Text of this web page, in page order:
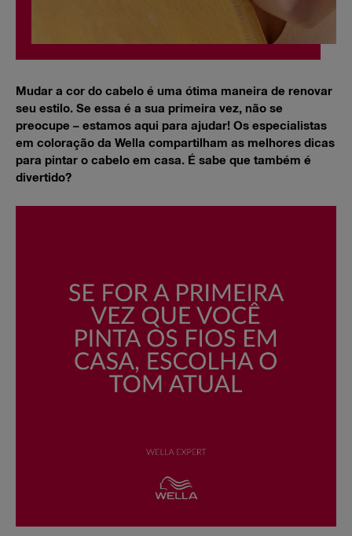
Mudar a cor do cabelo é uma ótima maneira de renovar
seu estilo. Se essa é a sua primeira vez, não se
preocupe – estamos aqui para ajudar! Os especialistas
em coloração da Wella compartilham as melhores dicas
para pintar o cabelo em casa. É sabe que também é
divertido?